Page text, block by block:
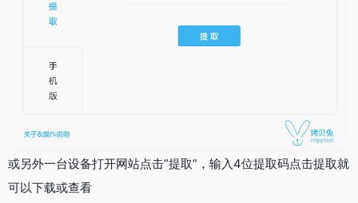
或另外一台设备打开网站点击”提取”，输入4位提取码点击提取就
可以下载或查看